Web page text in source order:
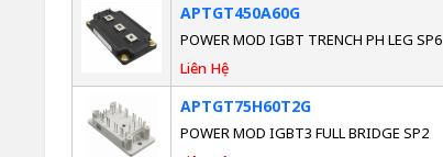
APTGT450A60G
POWER MOD IGBT TRENCH PH LEG SP6
Liên Hệ
APTGT75H60T2G
POWER MOD IGBT3 FULL BRIDGE SP2